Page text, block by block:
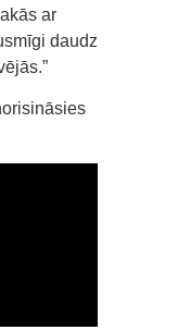
ar
daudz